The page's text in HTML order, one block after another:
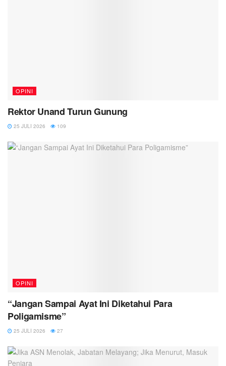
OPINI
Rektor Unand Turun Gunung
25 JULI 2026 109
OPINI
“Jangan Sampai Ayat Ini Diketahui Para
Poligamisme”
25 JULI 2026 27